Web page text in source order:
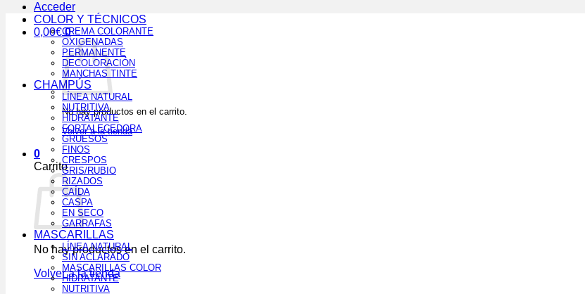
Acceder
0,00€ 0
No hay productos en el carrito.
Volver a la tienda
0
Carrito
No hay productos en el carrito.
Volver a la tienda
COLOR Y TÉCNICOS
CREMA COLORANTE
OXIGENADAS
PERMANENTE
DECOLORACIÓN
MANCHAS TINTE
CHAMPÚS
LÍNEA NATURAL
NUTRITIVA
HIDRATANTE
FORTALECEDORA
GRUESOS
FINOS
CRESPOS
GRIS/RUBIO
RIZADOS
CAÍDA
CASPA
EN SECO
GARRAFAS
MASCARILLAS
LÍNEA NATURAL
SIN ACLARADO
MASCARILLAS COLOR
HIDRATANTE
NUTRITIVA